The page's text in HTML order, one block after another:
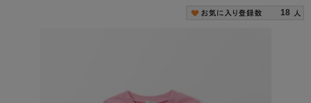
18